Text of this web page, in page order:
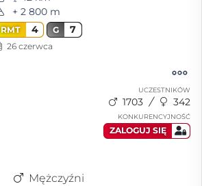
+ 2 800 m
RMT 4 G 7
26 czerwca
UCZESTNIKÓW
1703 342
KONKURENCYJNOŚĆ
ZALOGUJ SIĘ
Mężczyźni